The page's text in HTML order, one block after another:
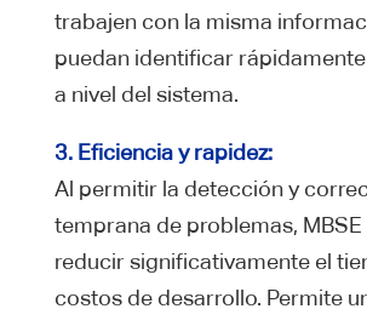
trabajen con la misma
puedan identificar
a nivel del sistema.
3. Eficiencia y rapidez:
Al permitir la detección y
temprana de problemas,
reducir significativamente el
costos de desarrollo. Permite